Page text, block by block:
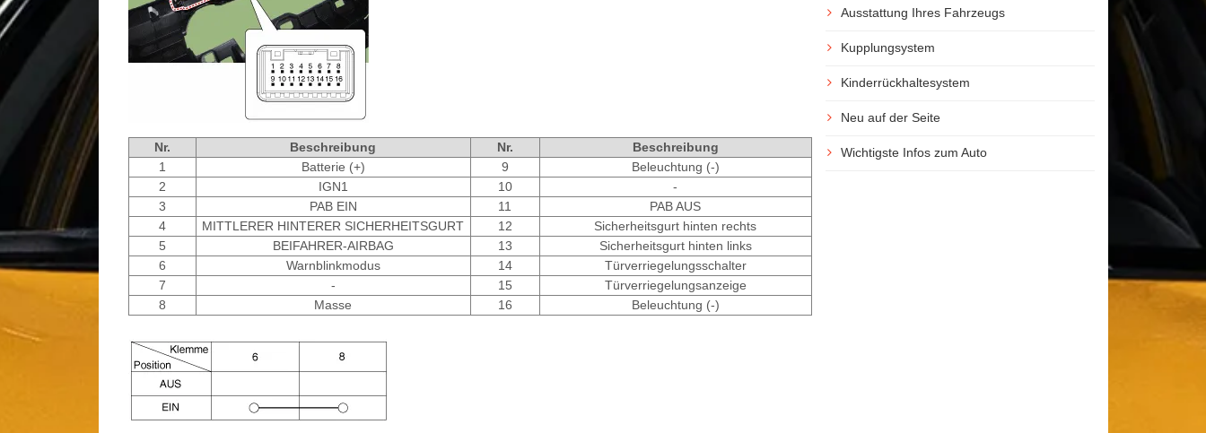
Nr. Beschreibung Nr.
Beschreibung
1
Batterie (+) 9
Beleuchtung (-)
2
IGN1 10
-
3
PAB EIN 11
PAB AUS
4
MITTLERER HINTERER SICHERHEITSGURT 12
Sicherheitsgurt hinten rechts
5
BEIFAHRER-AIRBAG 13
Sicherheitsgurt hinten links
6
Warnblinkmodus 14
Türverriegelungsschalter
7
- 15
Türverriegelungsanzeige
8
Masse 16 Beleuchtung (-)
Ausstattung Ihres Fahrzeugs
Kupplungsystem
Kinderrückhaltesystem
Neu auf der Seite
Wichtigste Infos zum Auto